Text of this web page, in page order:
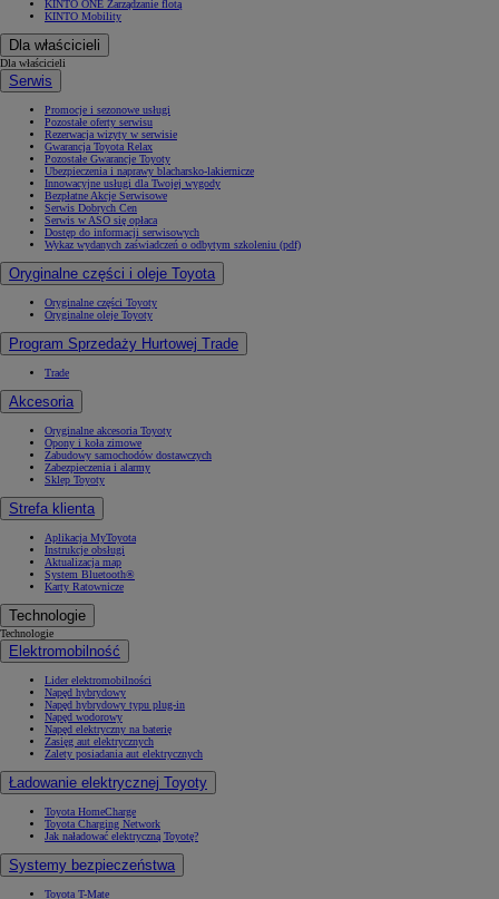
KINTO ONE Zarządzanie flotą
KINTO Mobility
Dla właścicieli
Dla właścicieli
Serwis
Promocje i sezonowe usługi
Pozostałe oferty serwisu
Rezerwacja wizyty w serwisie
Gwarancja Toyota Relax
Pozostałe Gwarancje Toyoty
Ubezpieczenia i naprawy blacharsko-lakiernicze
Innowacyjne usługi dla Twojej wygody
Bezpłatne Akcje Serwisowe
Serwis Dobrych Cen
Serwis w ASO się opłaca
Dostęp do informacji serwisowych
Wykaz wydanych zaświadczeń o odbytym szkoleniu (pdf)
Oryginalne części i oleje Toyota
Oryginalne części Toyoty
Oryginalne oleje Toyoty
Program Sprzedaży Hurtowej Trade
Trade
Akcesoria
Oryginalne akcesoria Toyoty
Opony i koła zimowe
Zabudowy samochodów dostawczych
Zabezpieczenia i alarmy
Sklep Toyoty
Strefa klienta
Aplikacja MyToyota
Instrukcje obsługi
Aktualizacja map
System Bluetooth®
Karty Ratownicze
Technologie
Technologie
Elektromobilność
Lider elektromobilności
Napęd hybrydowy
Napęd hybrydowy typu plug-in
Napęd wodorowy
Napęd elektryczny na baterię
Zasięg aut elektrycznych
Zalety posiadania aut elektrycznych
Ładowanie elektrycznej Toyoty
Toyota HomeCharge
Toyota Charging Network
Jak naładować elektryczną Toyotę?
Systemy bezpieczeństwa
Toyota T-Mate